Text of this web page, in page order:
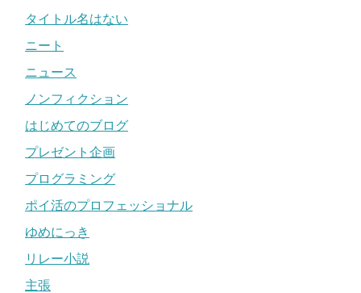
タイトル名はない
ニート
ニュース
ノンフィクション
はじめてのブログ
プレゼント企画
プログラミング
ポイ活のプロフェッショナル
ゆめにっき
リレー小説
主張